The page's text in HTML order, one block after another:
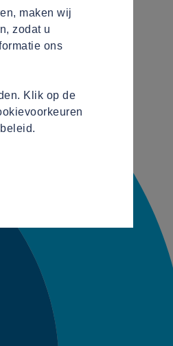
maken wij
zodat u
ons
Klik op de